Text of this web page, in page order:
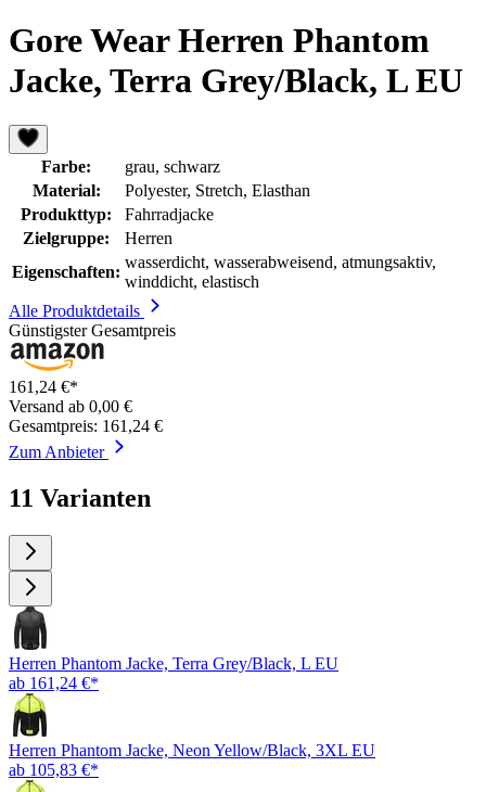
Gore Wear Herren Phantom
Jacke, Terra Grey/Black, L EU
Farbe:
grau, schwarz
Material:
Polyester, Stretch, Elasthan
Produkttyp:
Fahrradjacke
Zielgruppe:
Herren
Eigenschaften:
wasserdicht, wasserabweisend, atmungsaktiv,
winddicht, elastisch
Alle Produktdetails
Günstigster Gesamtpreis
161,24 €*
Versand ab 0,00 €
Gesamtpreis: 161,24 €
Zum Anbieter
11 Varianten
Herren Phantom Jacke, Terra Grey/Black, L EU
ab 161,24 €*
Herren Phantom Jacke, Neon Yellow/Black, 3XL EU
ab 105,83 €*